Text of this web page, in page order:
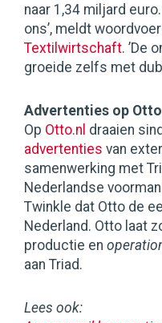
naar 1,34 miljard
ons’, meldt
Textilwirtschaft. ’De
groeide zelfs met
Advertenties op
Op Otto.nl draaien
advertenties van
samenwerking met
Nederlandse
Twinkle dat Otto de
Nederland. Otto laat
productie en
aan Triad.
Lees ook: